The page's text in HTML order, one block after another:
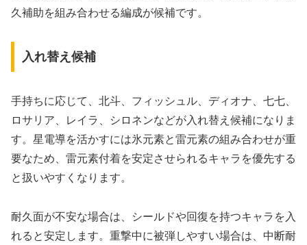
久補助を組み合わせる編成が候補です。
入れ替え候補
手持ちに応じて、北斗、フィッシュル、ディオナ、七七、
ロサリア、レイラ、シロネンなどが入れ替え候補になりま
す。星電導を活かすには氷元素と雷元素の組み合わせが重
要なため、雷元素付着を安定させられるキャラを優先する
と扱いやすくなります。
耐久面が不安な場合は、シールドや回復を持つキャラを入
れると安定します。重撃中に被弾しやすい場合は、中断耐